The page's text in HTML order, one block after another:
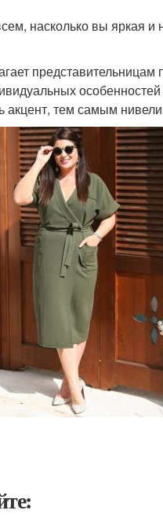
насколько вы яркая и
представительницам
акцент, тем самым